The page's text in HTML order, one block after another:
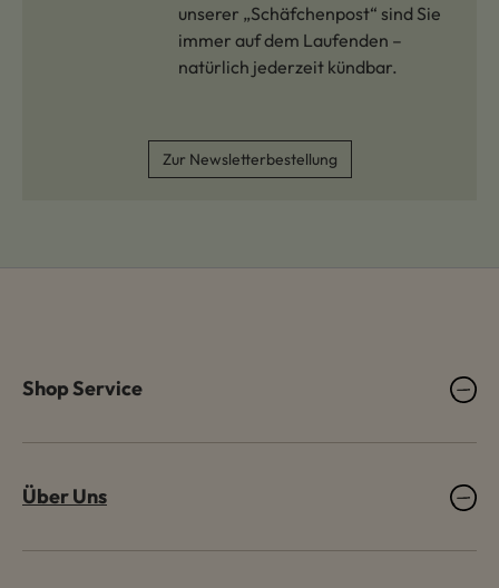
unserer „Schäfchenpost“ sind Sie
immer auf dem Laufenden –
natürlich jederzeit kündbar.
Zur Newsletterbestellung
Shop Service
Über Uns